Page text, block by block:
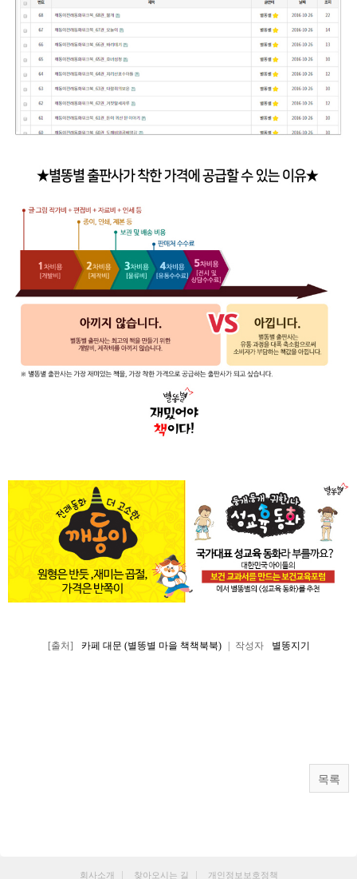
[출처] 카페 대문 (별똥별 마을 책책북북) | 작성자 별똥지기
목록
회사소개 찾아오시는 길 개인정보보호정책